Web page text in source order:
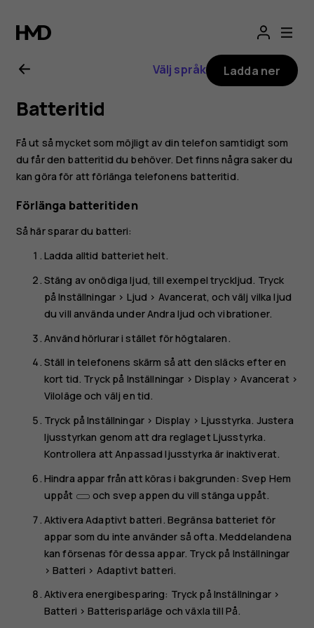
för
Nokia
8.1
Välj språk Ladda ner
Batteritid
Få ut så mycket som möjligt av din telefon samtidigt som
du får den batteritid du behöver. Det finns några saker du
kan göra för att förlänga telefonens batteritid.
Förlänga batteritiden
Så här sparar du batteri:
Ladda alltid batteriet helt.
Stäng av onödiga ljud, till exempel tryckljud. Tryck
påInställningar > Ljud > Avancerat, och välj vilka ljud
du vill använda underAndra ljud och vibrationer.
Använd hörlurar i stället för högtalaren.
Ställ in telefonens skärm så att den släcks efter en
kort tid. Tryck på Inställningar > Display>Avancerat >
Viloläge och välj en tid.
Tryck påInställningar > Display > Ljusstyrka. Justera
ljusstyrkan genom att dra reglaget Ljusstyrka.
Kontrollera attAnpassad ljusstyrka är inaktiverat.
Hindra appar från att köras i bakgrunden: Svep Hem
uppåt
och svep appen du vill stänga uppåt.
Aktivera Adaptivt batteri . Begränsa batteriet för
appar som du inte använder så ofta. Meddelandena
kan försenas för dessa appar. Tryck på Inställningar
>Batteri > Adaptivt batteri.
Aktivera energibesparing: Tryck på Inställningar>
Batteri >Batterisparläge och växla till På.